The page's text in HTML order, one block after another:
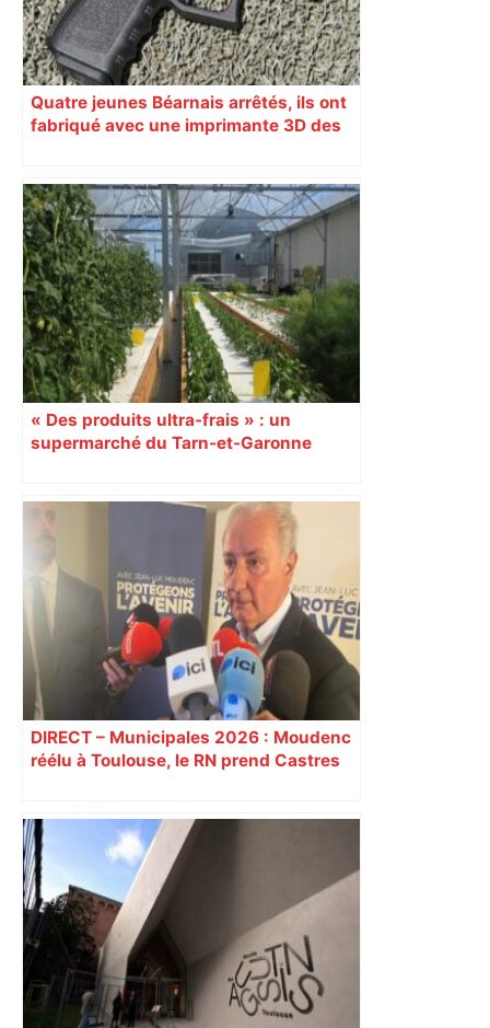
Quatre jeunes Béarnais arrêtés, ils ont
fabriqué avec une imprimante 3D des
« Des produits ultra-frais » : un
supermarché du Tarn-et-Garonne
DIRECT – Municipales 2026 : Moudenc
réélu à Toulouse, le RN prend Castres